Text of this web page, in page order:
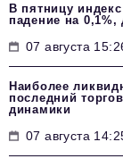
В пятницу
падение на 0,1%,
07 августа
Наиболее
последний
динамики
07 августа